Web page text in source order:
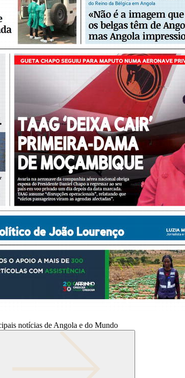
notícias de Angola e do Mundo